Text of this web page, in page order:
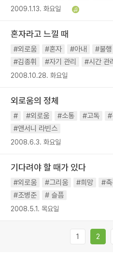
2009.1.13. 화요일
혼자라고 느낄 때
#외로움 #혼자 #아내 #불행
#김종휘
#자기 관리 #시간 관
2008.10.28. 화요일
외로움의 정체
# #외로움 #소통 #고독 #
#앤서니 라빈스
2008.6.3. 화요일
기다려야 할 때가 있다
#외로움 #그리움 #희망 #
#조병준
# 슬픔
2008.5.1. 목요일
1 2